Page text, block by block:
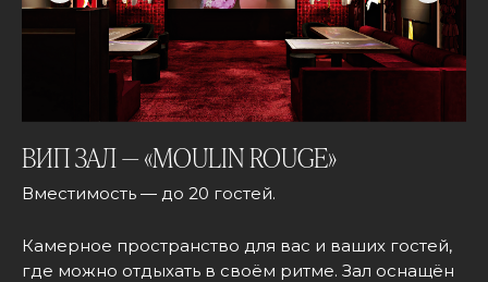
ВИП ЗАЛ — «MOULIN ROUGE»
Камерное пространство для вас и ваших гостей,
где можно отдыхать в своём ритме. Зал оснащён
Вместимость — до 20 гостей.